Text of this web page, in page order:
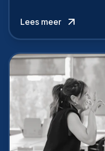
niet van vandaag op
aan, starten met
Lees meer